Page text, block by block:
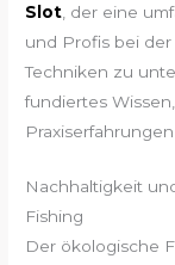
Slot , der eine
und Profis bei
Techniken zu
fundiertes
Praxiserfahrungen
Nachhaltigkeit
Fishing
Der ökologische